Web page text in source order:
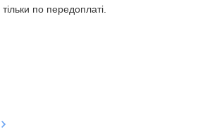
по передоплаті.